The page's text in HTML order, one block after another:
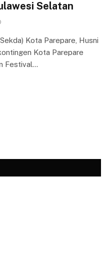
Selatan
Kota Parepare, Husni
Kota Parepare
Festival…